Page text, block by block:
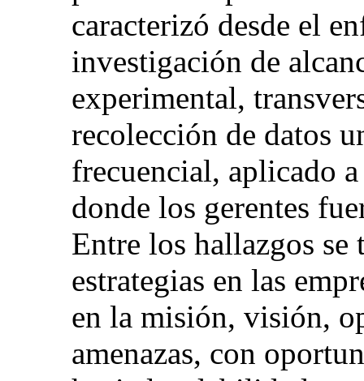
caracterizó desde el
investigación de
experimental,
recolección de datos
frecuencial, aplicado
donde los gerentes
Entre los hallazgos
estrategias en las
en la misión, visión,
amenazas, con